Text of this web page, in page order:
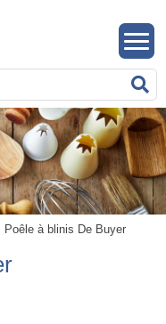
Poêle à blinis De Buyer